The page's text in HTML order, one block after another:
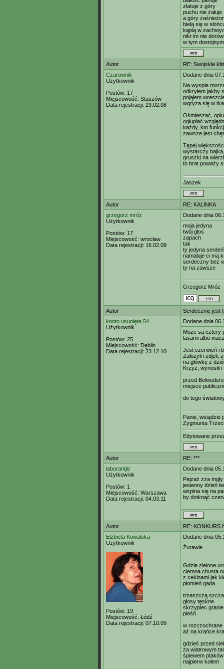
zlatuje z góry
puchu nie żałuje
a góry
bielą się w
kąpią w
nikt im nie
w tym
Autor
RE: Swojskie
Czarownik
Użytkownik
Postów: 17
Miejscowość: Staszów
Data rejestracji: 23.02.08
Dodane dnia
Na wyspie
odkryłem jakby
pojąłem
wgryza się w
Ośmieszać,
ogłupiać
każdy, kto
zawsze jest
Tępej
wystarczy
gruszki na
to brat poważy
Jaszek
Autor
RE: KALINKA
grzegorz mróz
Użytkownik
Postów: 17
Miejscowość: wrocław
Data rejestracji: 16.02.09
Dodane dnia
moja jedyna
twój głos
zapach
tak
ty jedyna
namaluje ci mą
serdeczny bez
ty na zawsze
Grzegorz Mróz
Autor
Serdecznie jest
konto usunięte 54
Użytkownik
Postów: 25
Miejscowość: Dęblin
Data rejestracji: 23.12.10
Dodane dnia
Może są cztery
lasami albo
Jest czerwień i
Założyli i zdjęli,
na główkę z
Krzyż, wynosili i
przed
miejsce
do tego
Panie, wsiądzie
Zygmunta
Edytowane
Autor
RE: ***
laborantjlc
Użytkownik
Postów: 1
Miejscowość: Warszawa
Data rejestracji: 04.03.11
Dodane dnia
Pejzaż zza
jesienny dzień
wspina się na
by dotknąć
Autor
RE: KONKURS
Elżbieta Kowalska
Użytkownik
Postów: 19
Miejscowość: Łódź
Data rejestracji: 07.10.09
Dodane dnia
Żurawie
Gdzie zielone
ciemna chusta
z cekinami jak
płomień gada
trzeszczą
głosy tęskne
skrzypiec granie
pieśń
w rozczochrane
aż na krańce
gdzieś przed
za wiatrowym
śpiewem
najpierw kołem